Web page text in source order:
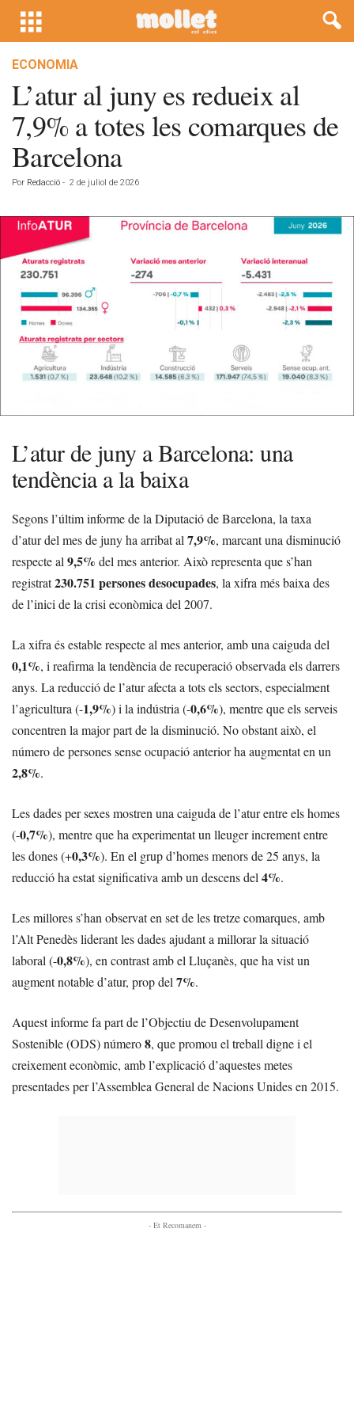
ECONOMIA
L’atur al juny es redueix al
7,9% a totes les comarques de
Barcelona
Por Redacció - 2 de juliol de 2026
L’atur de juny a Barcelona: una
tendència a la baixa
Segons l’últim informe de la Diputació de Barcelona, la taxa
d’atur del mes de juny ha arribat al 7,9%, marcant una disminució
respecte al 9,5% del mes anterior. Això representa que s’han
registrat230.751 persones desocupades, la xifra més baixa des
de l’inici de la crisi econòmica del 2007.
La xifra és estable respecte al mes anterior, amb una caiguda del
0,1%, i reafirma la tendència de recuperació observada els darrers
anys. La reducció de l’atur afecta a tots els sectors, especialment
l’agricultura (-1,9%) i la indústria (-0,6%), mentre que els serveis
concentren la major part de la disminució. No obstant això, el
número de persones sense ocupació anterior ha augmentat en un
2,8%.
Les dades per sexes mostren una caiguda de l’atur entre els homes
(-0,7%), mentre que ha experimentat un lleuger increment entre
les dones (+0,3%). En el grup d’homes menors de 25 anys, la
reducció ha estat significativa amb un descens del 4%.
Les millores s’han observat en set de les tretze comarques, amb
l’Alt Penedès liderant les dades ajudant a millorar la situació
laboral (-0,8%), en contrast amb el Lluçanès, que ha vist un
augment notable d’atur, prop del 7%.
Aquest informe fa part de l’Objectiu de Desenvolupament
Sostenible (ODS) número8, que promou el treball digne i el
creixement econòmic, amb l’explicació d’aquestes metes
presentades per l’Assemblea General de Nacions Unides en 2015.
- Et Recomanem -